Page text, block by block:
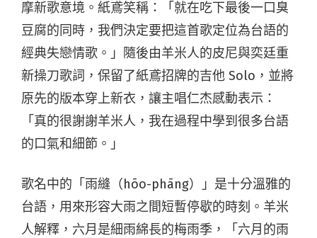
摩新歌意境。紙鳶笑稱：「就在吃下最後一口臭
豆腐的同時，我們決定要把這首歌定位為台語的
經典失戀情歌。」隨後由羊米人的皮尼與奕廷重
新操刀歌詞，保留了紙鳶招牌的吉他 Solo，並將
原先的版本穿上新衣，讓主唱仁杰感動表示：
「真的很謝謝羊米人，我在過程中學到很多台語
的口氣和細節。」
歌名中的「雨縫（hōo-phāng）」是十分溫雅的
台語，用來形容大雨之間短暫停歇的時刻。羊米
人解釋，六月是細雨綿長的梅雨季，「六月的雨